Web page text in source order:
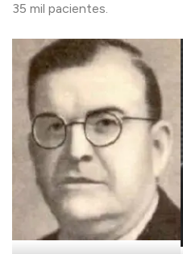
35 mil pacientes.